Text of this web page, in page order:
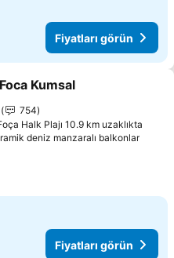
Fiyatları görün
ekle
Kumsal
754
Halk Plajı 10.9 km uzaklıkta
deniz manzaralı balkonlar
Fiyatları görün